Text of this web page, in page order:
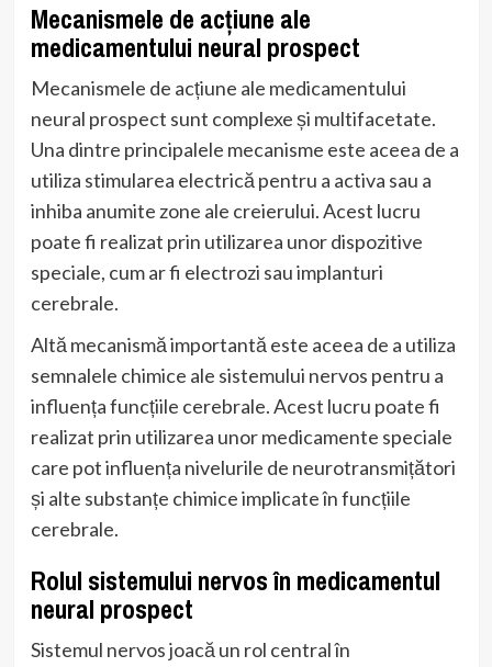
Mecanismele de acțiune ale
medicamentului neural prospect
Mecanismele de acțiune ale medicamentului
neural prospect sunt complexe și multifacetate.
Una dintre principalele mecanisme este aceea de a
utiliza stimularea electrică pentru a activa sau a
inhiba anumite zone ale creierului. Acest lucru
poate fi realizat prin utilizarea unor dispozitive
speciale, cum ar fi electrozi sau implanturi
cerebrale.
Altă mecanismă importantă este aceea de a utiliza
semnalele chimice ale sistemului nervos pentru a
influența funcțiile cerebrale. Acest lucru poate fi
realizat prin utilizarea unor medicamente speciale
care pot influența nivelurile de neurotransmițători
și alte substanțe chimice implicate în funcțiile
cerebrale.
Rolul sistemului nervos în medicamentul
neural prospect
Sistemul nervos joacă un rol central în